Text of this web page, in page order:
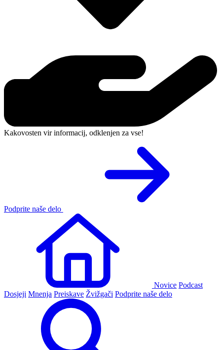
Kakovosten vir informacij, odklenjen za vse!
Podprite naše delo
Novice Podcast
Dosjeji Mnenja Preiskave Žvižgači Podprite naše delo